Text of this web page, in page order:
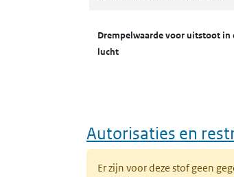
Drempelwaarde voor uitstoot in
lucht
Autorisaties en
Er zijn voor deze stof geen